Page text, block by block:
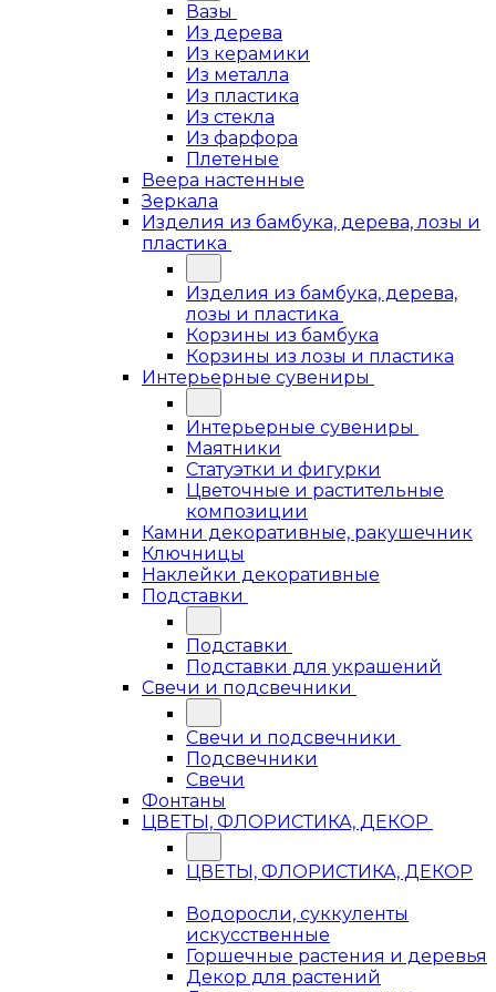
Вазы
Из дерева
Из керамики
Из металла
Из пластика
Из стекла
Из фарфора
Плетеные
Веера настенные
Зеркала
Изделия из бамбука, дерева, лозы и
пластика
Изделия из бамбука, дерева,
лозы и пластика
Корзины из бамбука
Корзины из лозы и пластика
Интерьерные сувениры
Интерьерные сувениры
Маятники
Статуэтки и фигурки
Цветочные и растительные
композиции
Камни декоративные, ракушечник
Ключницы
Наклейки декоративные
Подставки
Подставки
Подставки для украшений
Свечи и подсвечники
Свечи и подсвечники
Подсвечники
Свечи
Фонтаны
ЦВЕТЫ, ФЛОРИСТИКА, ДЕКОР
ЦВЕТЫ, ФЛОРИСТИКА, ДЕКОР
Водоросли, суккуленты
искусственные
Горшечные растения и деревья
Декор для растений